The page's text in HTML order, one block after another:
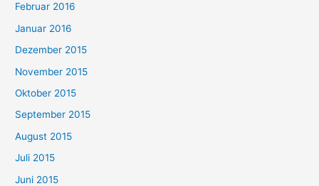
Februar 2016
Januar 2016
Dezember 2015
November 2015
Oktober 2015
September 2015
August 2015
Juli 2015
Juni 2015